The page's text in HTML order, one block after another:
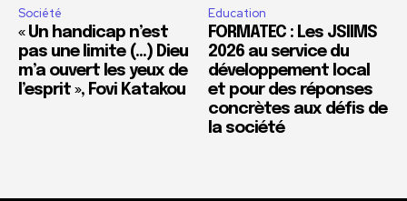
Société
« Un handicap n’est
pas une limite (…) Dieu
m’a ouvert les yeux de
l’esprit », Fovi Katakou
Education
FORMATEC : Les JSIIMS
2026 au service du
développement local
et pour des réponses
concrètes aux défis de
la société